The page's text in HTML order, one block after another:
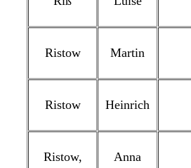
Ristow Martin
Ristow Heinrich
Ristow,
Anna